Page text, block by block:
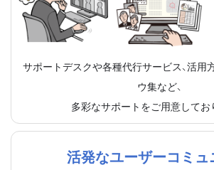
サポートデスクや各種代行サービス、活用
ウ集など、
多彩なサポートをご用意してお
活発なユーザーコミュ